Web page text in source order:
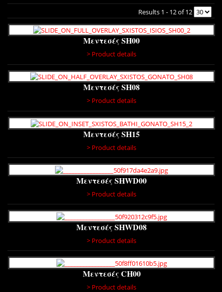
Results 1 - 12 of 12
Μεντεσές SH00
> Product details
Μεντεσές SH08
> Product details
Μεντεσές SH15
> Product details
Μεντεσές SHWD00
> Product details
Μεντεσές SHWD08
> Product details
Μεντεσές CH00
> Product details